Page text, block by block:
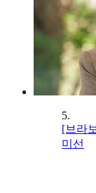
5.
[브라
미선